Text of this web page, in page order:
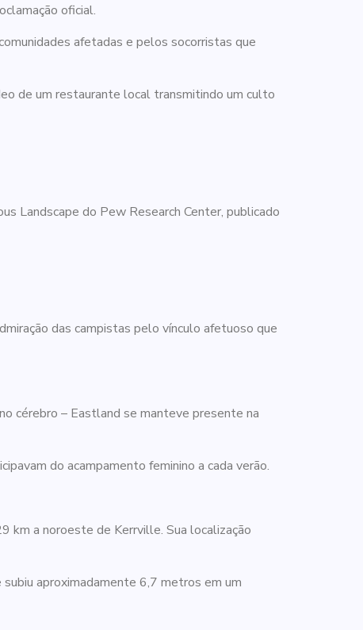
oficial.
afetadas e pelos socorristas que
de um restaurante local transmitindo um culto
Landscape do Pew Research Center, publicado
das campistas pelo vínculo afetuoso que
cérebro – Eastland se manteve presente na
do acampamento feminino a cada verão.
km a noroeste de Kerrville. Sua localização
aproximadamente 6,7 metros em um